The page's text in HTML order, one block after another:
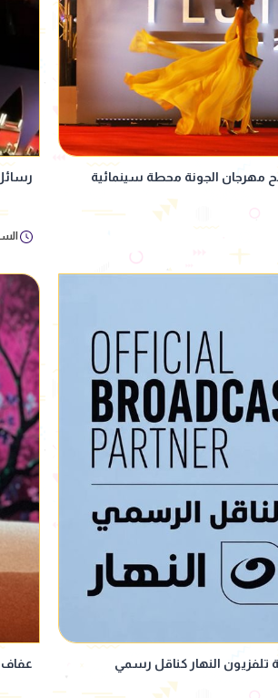
مهرجان الجونة محطة سينمائية
السبت 11/
تلفزيون النهار كناقل رسمي